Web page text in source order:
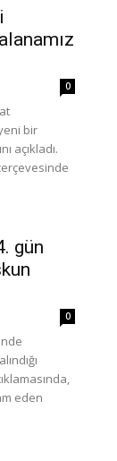
0
bir
açıkladı.
gün
0
eden